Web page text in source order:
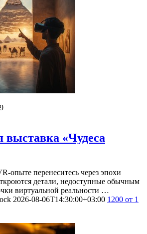
«Чудеса
опыте перенеситесь через эпохи
детали, недоступные обычным
виртуальной реальности …
2026-08-06T14:30:00+03:00 1200 от 1